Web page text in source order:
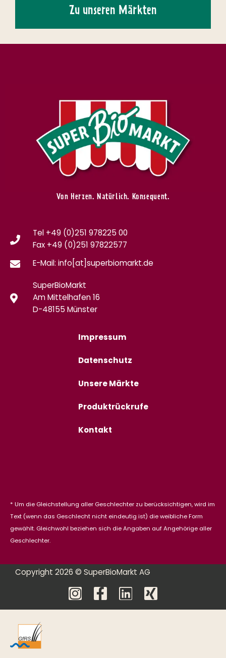
Zu unseren Märkten
Von Herzen. Natürlich. Konsequent.
Tel +49 (0)251 978225 00
Fax +49 (0)251 97822577
E-Mail: info[at]superbiomarkt.de
SuperBioMarkt
Am Mittelhafen 16
D-48155 Münster
Impressum
Datenschutz
Unsere Märkte
Produktrückrufe
Kontakt
* Um die Gleichstellung aller Geschlechter zu berücksichtigen, wird im
Text (wenn das Geschlecht nicht eindeutig ist) die weibliche Form
gewählt. Gleichwohl beziehen sich die Angaben auf Angehörige aller
Geschlechter.
Copyright 2026 © SuperBioMarkt AG